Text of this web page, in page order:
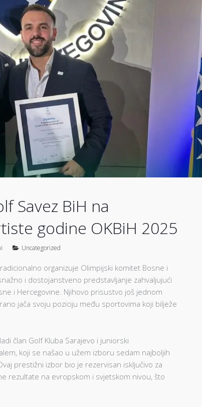
Savez BiH na
godine OKBiH 2025
Uncategorized
organizuje Olimpijski komitet Bosne i
i dostojanstveno predstavljanje zahvaljujući
i Hercegovine. Njihovo prisustvo još jednom
jača svoju poziciju među sportovima koji bilježe
član Golf Kluba Sarajevo i juniorski
koji se našao u užem izboru sedam najboljih
prestižni izbor bio je rezervisan isključivo za
rezultate na evropskom i svjetskom nivou, što